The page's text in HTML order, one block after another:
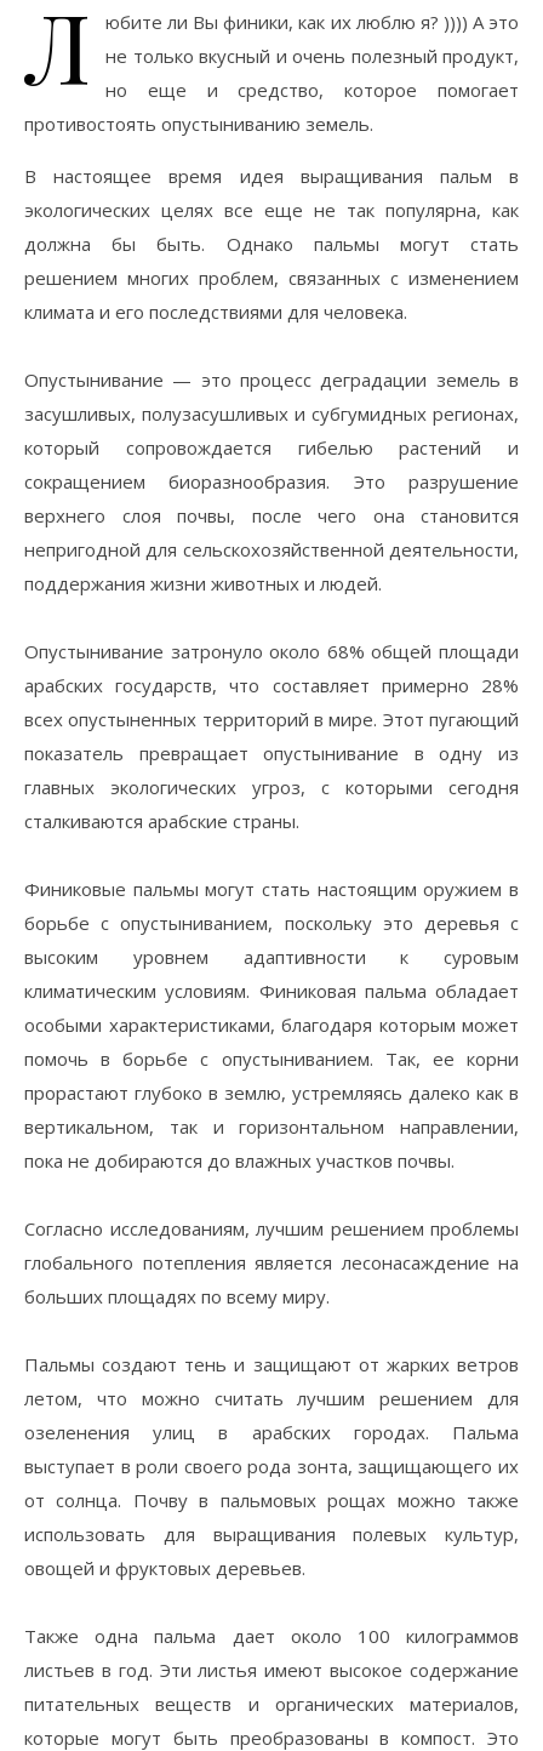
Л
юбите ли Вы финики, как их люблю я? )))) А это
не только вкусный и очень полезный продукт,
но еще и средство, которое помогает
противостоять опустыниванию земель.
В настоящее время идея выращивания пальм в
экологических целях все еще не так популярна, как
должна бы быть. Однако пальмы могут стать
решением многих проблем, связанных с изменением
климата и его последствиями для человека.
Опустынивание — это процесс деградации земель в
засушливых, полузасушливых и субгумидных регионах,
который сопровождается гибелью растений и
сокращением биоразнообразия. Это разрушение
верхнего слоя почвы, после чего она становится
непригодной для сельскохозяйственной деятельности,
поддержания жизни животных и людей.
Опустынивание затронуло около 68% общей площади
арабских государств, что составляет примерно 28%
всех опустыненных территорий в мире. Этот пугающий
показатель превращает опустынивание в одну из
главных экологических угроз, с которыми сегодня
сталкиваются арабские страны.
Финиковые пальмы могут стать настоящим оружием в
борьбе с опустыниванием, поскольку это деревья с
высоким уровнем адаптивности к суровым
климатическим условиям. Финиковая пальма обладает
особыми характеристиками, благодаря которым может
помочь в борьбе с опустыниванием. Так, ее корни
прорастают глубоко в землю, устремляясь далеко как в
вертикальном, так и горизонтальном направлении,
пока не добираются до влажных участков почвы.
Согласно исследованиям, лучшим решением проблемы
глобального потепления является лесонасаждение на
больших площадях по всему миру.
Пальмы создают тень и защищают от жарких ветров
летом, что можно считать лучшим решением для
озеленения улиц в арабских городах. Пальма
выступает в роли своего рода зонта, защищающего их
от солнца. Почву в пальмовых рощах можно также
использовать для выращивания полевых культур,
овощей и фруктовых деревьев.
Также одна пальма дает около 100 килограммов
листьев в год. Эти листья имеют высокое содержание
питательных веществ и органических материалов,
которые могут быть преобразованы в компост. Это